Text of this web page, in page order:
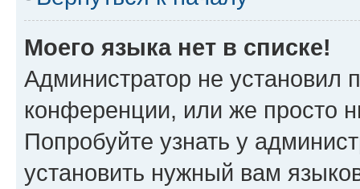
Моего языка нет в списке!
Администратор не установил
конференции, или же просто
Попробуйте узнать у
установить нужный вам